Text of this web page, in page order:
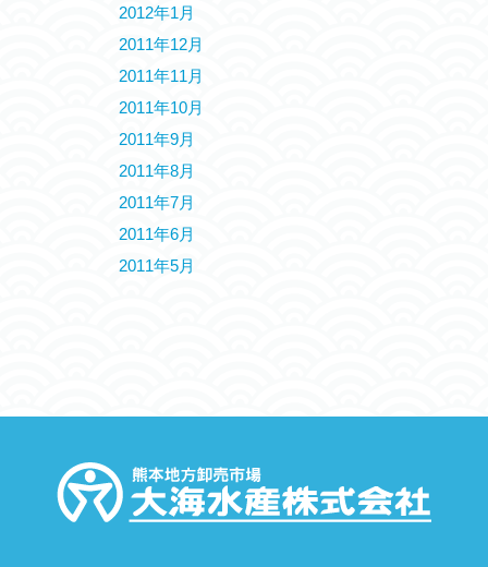
2012年1月
2011年12月
2011年11月
2011年10月
2011年9月
2011年8月
2011年7月
2011年6月
2011年5月